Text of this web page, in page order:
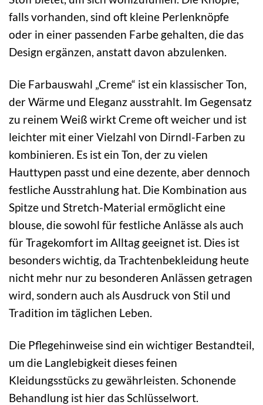
falls vorhanden, sind oft kleine Perlenknöpfe
oder in einer passenden Farbe gehalten, die das
Design ergänzen, anstatt davon abzulenken.
Die Farbauswahl „Creme“ ist ein klassischer Ton,
der Wärme und Eleganz ausstrahlt. Im Gegensatz
zu reinem Weiß wirkt Creme oft weicher und ist
leichter mit einer Vielzahl von Dirndl-Farben zu
kombinieren. Es ist ein Ton, der zu vielen
Hauttypen passt und eine dezente, aber dennoch
festliche Ausstrahlung hat. Die Kombination aus
Spitze und Stretch-Material ermöglicht eine
blouse, die sowohl für festliche Anlässe als auch
für Tragekomfort im Alltag geeignet ist. Dies ist
besonders wichtig, da Trachtenbekleidung heute
nicht mehr nur zu besonderen Anlässen getragen
wird, sondern auch als Ausdruck von Stil und
Tradition im täglichen Leben.
Die Pflegehinweise sind ein wichtiger Bestandteil,
um die Langlebigkeit dieses feinen
Kleidungsstücks zu gewährleisten. Schonende
Behandlung ist hier das Schlüsselwort.